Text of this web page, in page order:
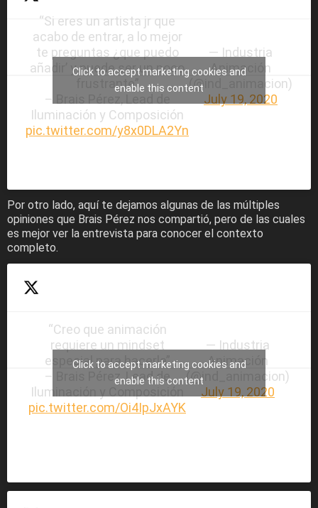
“Si eres un artista jr que
acabo de entrar, a lo mejor
te preguntas ¿que puedo
añadir’ y puede ser un poco
frustrante”
– Brais Pérez, Lead de
Iluminación y Composición
pic.twitter.com/y8x0DLA2Yn
— Industria
Animación
(@ind_animacion)
July 19, 2020
Click to accept marketing cookies and
enable this content
Por otro lado, aquí te dejamos algunas de las múltiples
opiniones que Brais Pérez nos compartió, pero de las cuales
es mejor ver la entrevista para conocer el contexto
completo.
“Creo que animación
requiere un mindset
especial para hacerla”
– Brais Pérez, Lead de
Iluminación y Composición
pic.twitter.com/Oi4IpJxAYK
— Industria
Animación
(@ind_animacion)
July 19, 2020
Click to accept marketing cookies and
enable this content